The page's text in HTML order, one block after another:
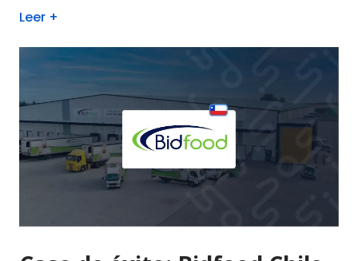
Leer +